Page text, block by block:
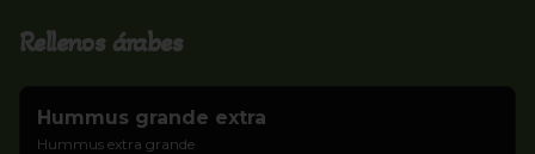
Rellenos árabes
Hummus grande extra
Hummus extra grande